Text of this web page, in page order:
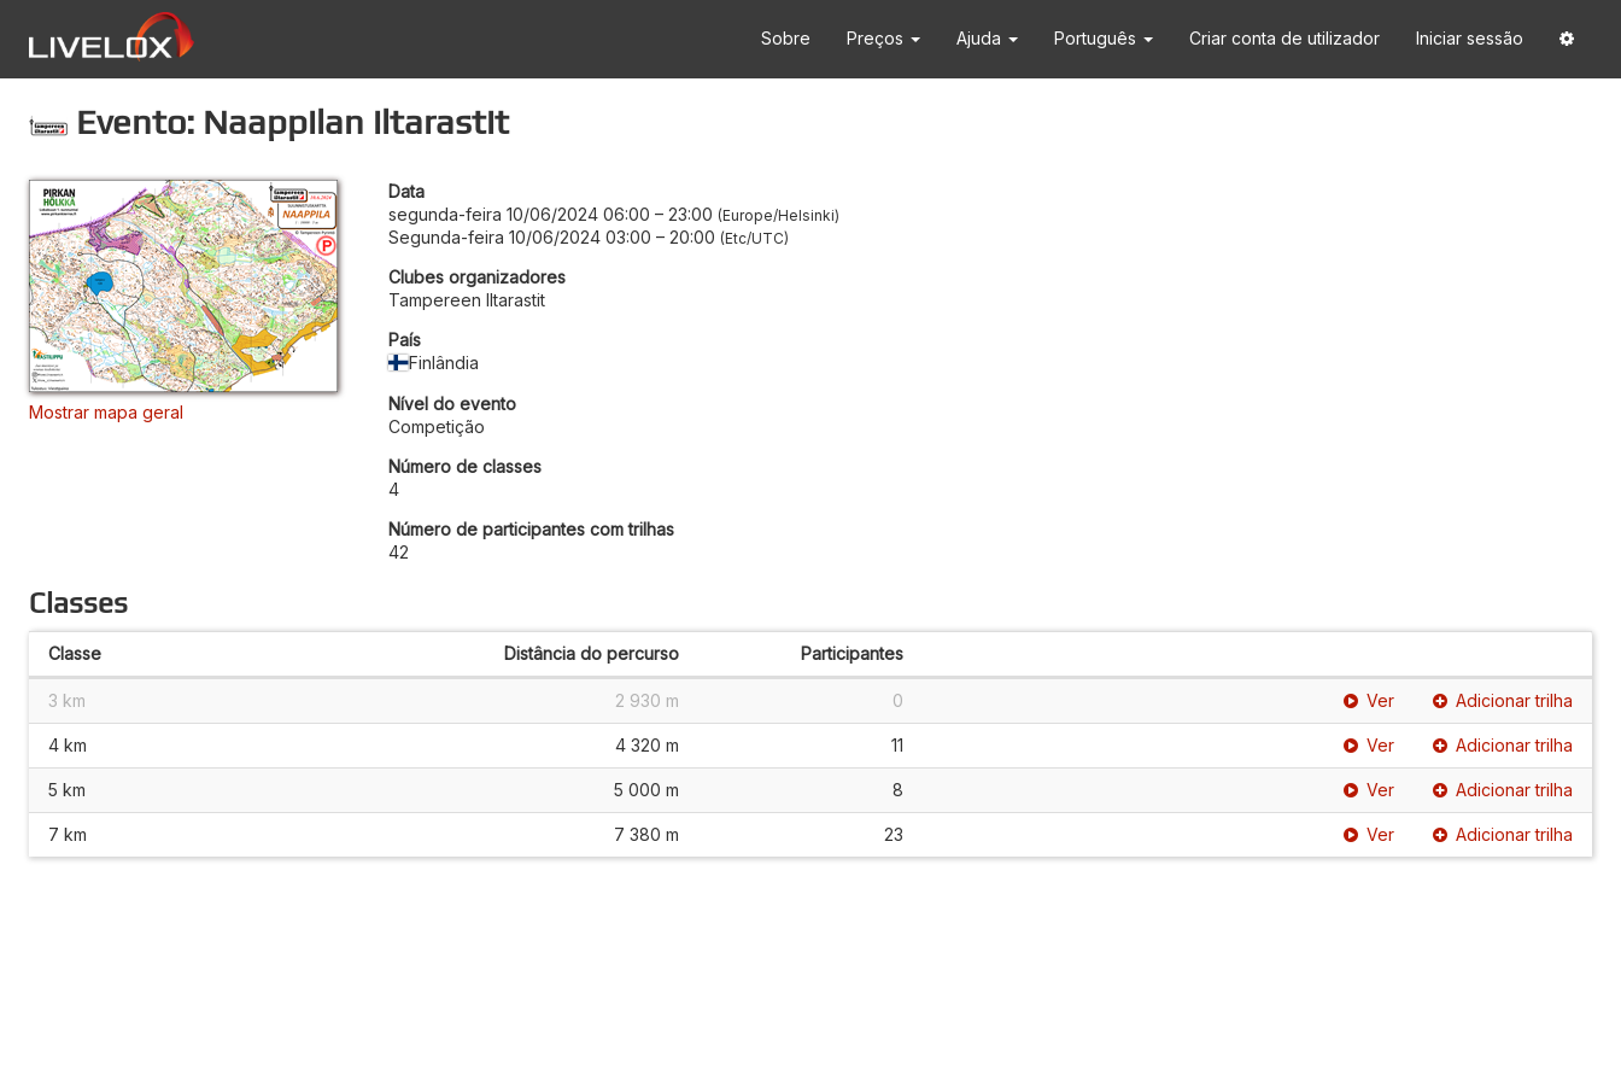
Sobre Preços Ajuda Português Criar conta de utilizador Iniciar sessão
Evento: Naappilan iltarastit
Mostrar mapa geral
Data
segunda-feira 10/06/2024 06:00 – 23:00 Europe/Helsinki
Segunda-feira 10/06/2024 03:00 – 20:00 Etc/UTC
Clubes organizadores
Tampereen Iltarastit
País
Finlândia
Nível do evento
Competição
Número de classes
4
Número de participantes com trilhas
42
Classes
Classe Distância do percurso Participantes
3 km 2 930 m 0 Ver Adicionar trilha
4 km 4 320 m 11 Ver Adicionar trilha
5 km 5 000 m 8 Ver Adicionar trilha
7 km 7 380 m 23 Ver Adicionar trilha